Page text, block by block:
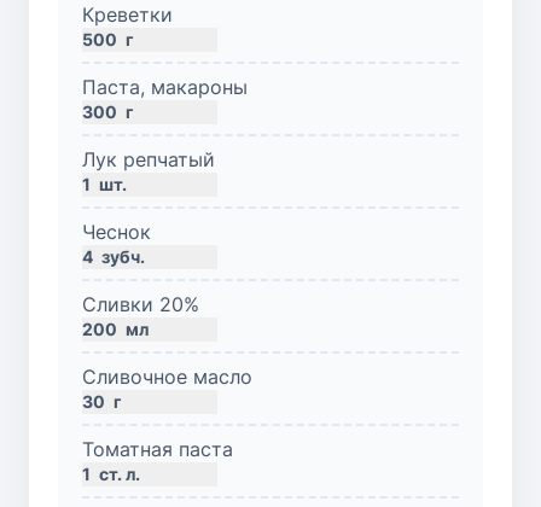
Креветки
500 г
Паста, макароны
300 г
Лук репчатый
1 шт.
Чеснок
4 зубч.
Сливки 20%
200 мл
Сливочное масло
30 г
Томатная паста
1 ст. л.